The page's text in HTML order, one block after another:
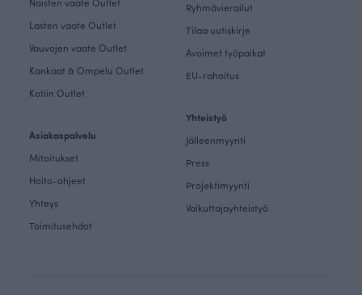
Lasten vaate Outlet
Vauvojen vaate Outlet
Kankaat & Ompelu Outlet
Kotiin Outlet
Asiakaspalvelu
Mitoitukset
Hoito-ohjeet
Yhteys
Toimitusehdot
Ryhmävierailut
Tilaa uutiskirje
Avoimet työpaikat
EU-rahoitus
Yhteistyö
Jälleenmyynti
Press
Projektimyynti
Vaikuttajayhteistyö